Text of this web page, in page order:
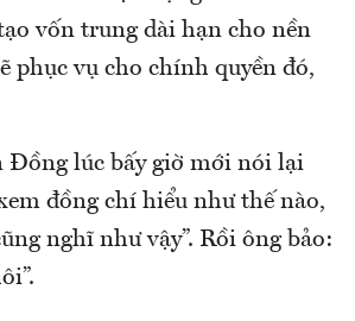
vốn trung dài hạn cho nền
phục vụ cho chính quyền đó,
Đồng lúc bấy giờ mới nói lại
đồng chí hiểu như thế nào,
nghĩ như vậy”. Rồi ông bảo: